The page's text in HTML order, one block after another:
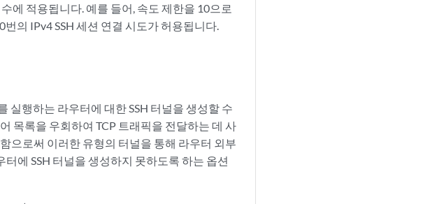
에 적용됩니다. 예를 들어, 속도 제한을 10으로
의 IPv4 SSH 세션 연결 시도가 허용됩니다.
실행하는 라우터에 대한 SSH 터널을 생성할 수
목록을 우회하여 TCP 트래픽을 전달하는 데 사
으로써 이러한 유형의 터널을 통해 라우터 외부
에 SSH 터널을 생성하지 못하도록 하는 옵션